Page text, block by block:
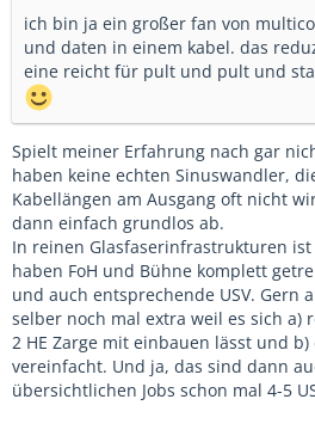
ich bin ja ein großer fan von
und daten in einem kabel. das
eine reicht für pult und pult und
Spielt meiner Erfahrung nach gar
haben keine echten Sinuswandler,
Kabellängen am Ausgang oft nicht
dann einfach grundlos ab.
In reinen Glasfaserinfrastrukturen
haben FoH und Bühne komplett
und auch entsprechende USV. Gern
selber noch mal extra weil es sich a)
2 HE Zarge mit einbauen lässt und
vereinfacht. Und ja, das sind dann
übersichtlichen Jobs schon mal 4-5